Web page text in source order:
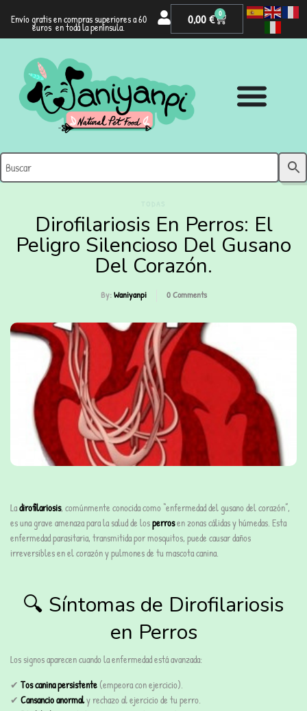
Envío gratis en compras superiores a 60
euros en toda la península.
0,00€ 0
Dirofilariosis En Perros: El
Peligro Silencioso Del Gusano
Del Corazón.
By:Waniyanpi 0Comments
Ladirofilariosis, comúnmente conocida como “enfermedad del gusano del corazón”,
es una grave amenaza para la salud de losperrosen zonas cálidas y húmedas. Esta
enfermedad parasitaria, transmitida por mosquitos, puede causar daños
irreversibles en el corazón y pulmones de tu mascota canina.
🔍 Síntomas de Dirofilariosis
en Perros
Los signos aparecen cuando la enfermedad está avanzada:
✔ Tos canina persistente (empeora con ejercicio).
✔ Cansancio anormaly rechazo al ejercicio de tu perro.